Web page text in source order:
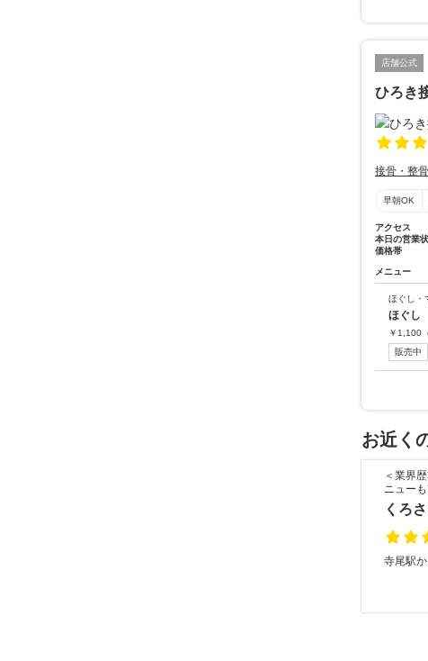
店舗公式
ひろき
接骨・整骨
早朝OK
アクセス
本日の営業
価格帯
メニュー
ほぐし・
ほぐし
￥ 1,100
販売中
お近く
＜業界
ニュー
くろ
寺尾駅